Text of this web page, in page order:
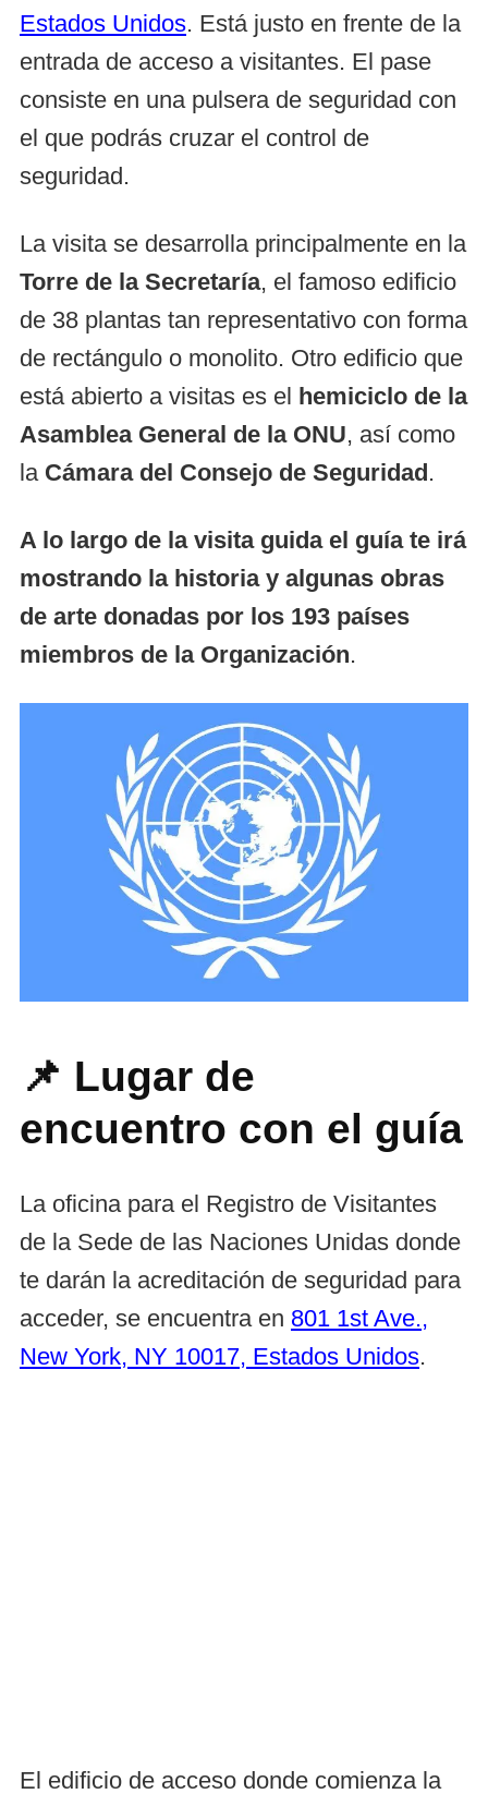
Estados Unidos. Está justo en frente de la
entrada de acceso a visitantes. El pase
consiste en una pulsera de seguridad con
el que podrás cruzar el control de
seguridad.
La visita se desarrolla principalmente en la
Torre de la Secretaría, el famoso edificio
de 38 plantas tan representativo con forma
de rectángulo o monolito. Otro edificio que
está abierto a visitas es el hemiciclo de la
Asamblea General de la ONU, así como
la Cámara del Consejo de Seguridad.
A lo largo de la visita guida el guía te irá
mostrando la historia y algunas obras
de arte donadas por los 193 países
miembros de la Organización.
📌 Lugar de
encuentro con el guía
La oficina para el Registro de Visitantes
de la Sede de las Naciones Unidas donde
te darán la acreditación de seguridad para
acceder, se encuentra en 801 1st Ave.,
New York, NY 10017, Estados Unidos.
El edificio de acceso donde comienza la